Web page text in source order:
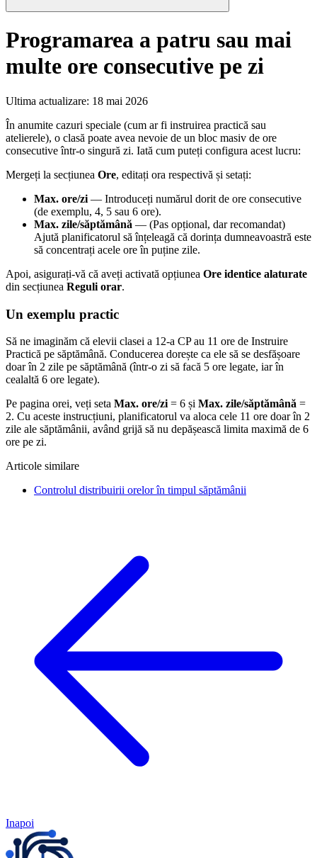
Programarea a patru sau mai
multe ore consecutive pe zi
Ultima actualizare: 18 mai 2026
În anumite cazuri speciale (cum ar fi instruirea practică sau
atelierele), o clasă poate avea nevoie de un bloc masiv de ore
consecutive într-o singură zi. Iată cum puteți configura acest lucru:
Mergeți la secțiunea Ore, editați ora respectivă și setați:
Max. ore/zi — Introduceți numărul dorit de ore consecutive
(de exemplu, 4, 5 sau 6 ore).
Max. zile/săptămână — (Pas opțional, dar recomandat)
Ajută planificatorul să înțeleagă că dorința dumneavoastră este
să concentrați acele ore în puține zile.
Apoi, asigurați-vă că aveți activată opțiunea Ore identice alaturate
din secțiunea Reguli orar.
Un exemplu practic
Să ne imaginăm că elevii clasei a 12-a CP au 11 ore de Instruire
Practică pe săptămână. Conducerea dorește ca ele să se desfășoare
doar în 2 zile pe săptămână (într-o zi să facă 5 ore legate, iar în
cealaltă 6 ore legate).
Pe pagina orei, veți seta Max. ore/zi = 6 și Max. zile/săptămână =
2. Cu aceste instrucțiuni, planificatorul va aloca cele 11 ore doar în 2
zile ale săptămânii, având grijă să nu depășească limita maximă de 6
ore pe zi.
Articole similare
Controlul distribuirii orelor în timpul săptămânii
Inapoi